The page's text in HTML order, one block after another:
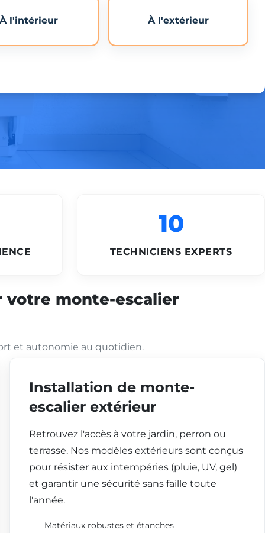
À l'intérieur À l'extérieur
10
TECHNICIENS EXPERTS
monte-escalier
et autonomie au quotidien.
Installation de monte-
escalier extérieur
Retrouvez l'accès à votre jardin, perron ou
terrasse. Nos modèles extérieurs sont conçus
pour résister aux intempéries (pluie, UV, gel)
et garantir une sécurité sans faille toute
l'année.
Matériaux robustes et étanches